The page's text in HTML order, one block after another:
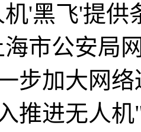
'黑飞'提供
市公安局
步加大网
推进无人